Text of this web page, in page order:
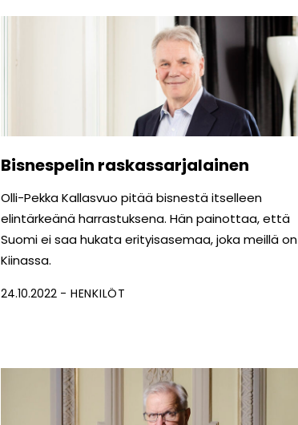
Bisnespelin raskassarjalainen
Olli-Pekka Kallasvuo pitää bisnestä itselleen
elintärkeänä harrastuksena. Hän painottaa, että
Suomi ei saa hukata erityisasemaa, joka meillä on
Kiinassa.
24.10.2022 HENKILÖT